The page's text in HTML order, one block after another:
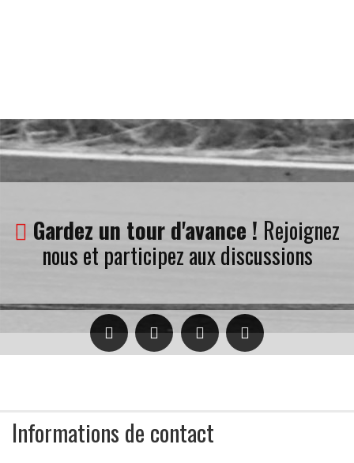
Gardez un tour d'avance ! Rejoignez
nous et participez aux discussions
Informations de contact